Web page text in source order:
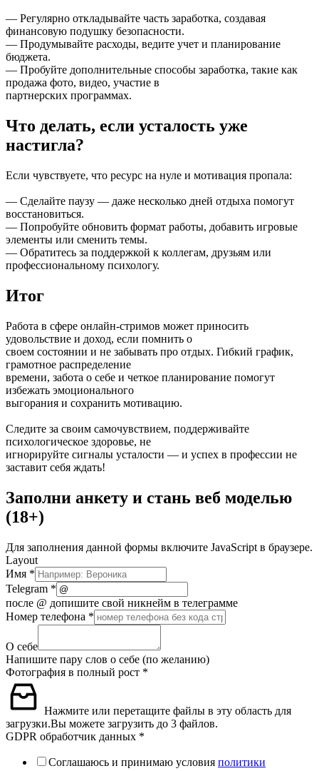
— Регулярно откладывайте часть заработка, создавая
финансовую подушку безопасности.
— Продумывайте расходы, ведите учет и планирование
бюджета.
— Пробуйте дополнительные способы заработка, такие как
продажа фото, видео, участие в
партнерских программах.
Что делать, если усталость уже
настигла?
Если чувствуете, что ресурс на нуле и мотивация пропала:
— Сделайте паузу — даже несколько дней отдыха помогут
восстановиться.
— Попробуйте обновить формат работы, добавить игровые
элементы или сменить темы.
— Обратитесь за поддержкой к коллегам, друзьям или
профессиональному психологу.
Итог
Работа в сфере онлайн-стримов может приносить
удовольствие и доход, если помнить о
своем состоянии и не забывать про отдых. Гибкий график,
грамотное распределение
времени, забота о себе и четкое планирование помогут
избежать эмоционального
выгорания и сохранить мотивацию.
Следите за своим самочувствием, поддерживайте
психологическое здоровье, не
игнорируйте сигналы усталости — и успех в профессии не
заставит себя ждать!
Заполни анкету и стань веб моделью
(18+)
Для заполнения данной формы включите JavaScript в браузере.
Layout
Имя *
Telegram *
после @ допишите свой никнейм в телеграмме
Номер телефона *
О себе
Напишите пару слов о себе (по желанию)
Фотография в полный рост *
Нажмите или перетащите файлы в эту область для
загрузки.Вы можете загрузить до 3 файлов.
GDPR обработчик данных *
Соглашаюсь и принимаю условия политики